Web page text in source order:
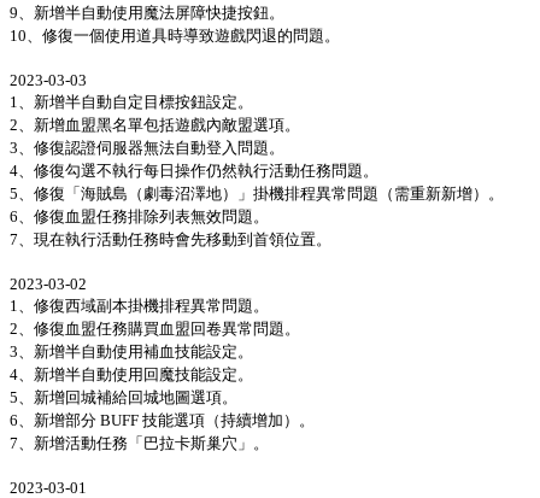
9、新增半自動使用魔法屏障快捷按鈕。
10、修復一個使用道具時導致遊戲閃退的問題。
2023-03-03
1、新增半自動自定目標按鈕設定。
2、新增血盟黑名單包括遊戲內敵盟選項。
3、修復認證伺服器無法自動登入問題。
4、修復勾選不執行每日操作仍然執行活動任務問題。
5、修復「海賊島（劇毒沼澤地）」掛機排程異常問題（需重新新增）。
6、修復血盟任務排除列表無效問題。
7、現在執行活動任務時會先移動到首領位置。
2023-03-02
1、修復西域副本掛機排程異常問題。
2、修復血盟任務購買血盟回卷異常問題。
3、新增半自動使用補血技能設定。
4、新增半自動使用回魔技能設定。
5、新增回城補給回城地圖選項。
6、新增部分 BUFF 技能選項（持續增加）。
7、新增活動任務「巴拉卡斯巢穴」。
2023-03-01